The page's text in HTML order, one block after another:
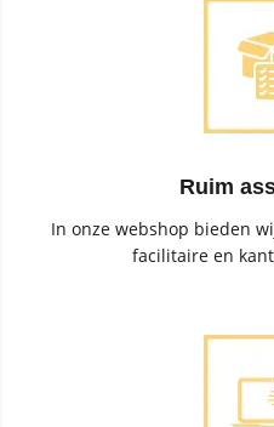
Ruim
In onze webshop bieden
facilitaire en